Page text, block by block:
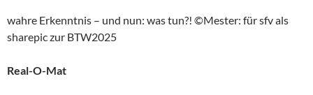
wahre Erkenntnis – und nun: was tun?! ©Mester: für sfv als
sharepic zur BTW2025
Real-O-Mat